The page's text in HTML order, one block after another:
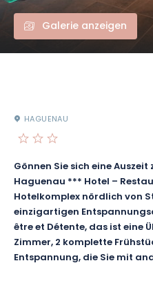
Galerie anzeigen
HAGUENAU
Gönnen Sie sich eine
Haguenau *** Hotel –
Hotelkomplex nördlich von
einzigartigen
être et Détente, das ist eine
Zimmer, 2 komplette
Entspannung, die Sie mit